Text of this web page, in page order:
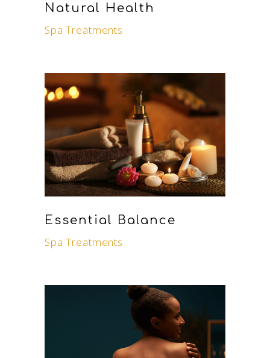
Natural Health
Spa Treatments
Essential Balance
Spa Treatments